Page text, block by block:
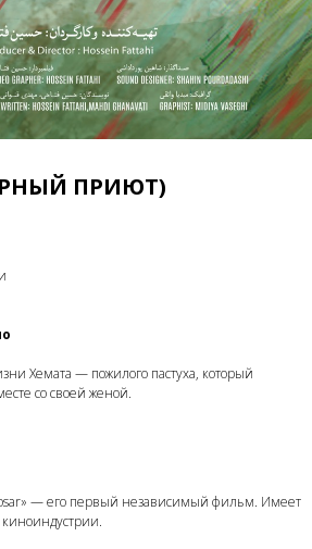
ПРИЮТ)
Хемата — пожилого пастуха, который
со своей женой.
— его первый независимый фильм. Имеет